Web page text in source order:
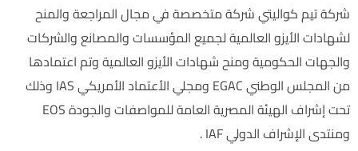
شركة تيم كواليتي شركة متخصصة في مجال المراجعة والمنح
لشهادات الأيزو العالمية لجميع المؤسسات والمصانع والشركات
والجهات الحكومية ومنح شهادات الأيزو العالمية وتم اعتمادها
من المجلس الوطني EGAC ومجلي الأعتماد الأمريكي IAS وذلك
تحت إشراف الهيئة المصرية العامة للمواصفات والجودة EOS
ومنتدى الإشراف الدولي IAF .